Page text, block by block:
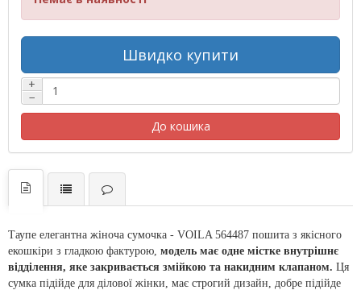
Швидко купити
+
−
До кошика
Таупе елегантна жіноча сумочка - VOILA 564487 пошита з якісного
екошкіри з гладкою фактурою, модель має одне містке внутрішнє
відділення, яке закривається змійкою та накидним клапаном. Ця
сумка підійде для ділової жінки, має строгий дизайн, добре підійде